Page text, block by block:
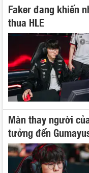
Faker đang khiến
thua HLE
Màn thay người
tưởng đến